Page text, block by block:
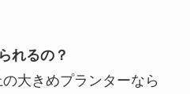
れるの？
大きめプランターなら